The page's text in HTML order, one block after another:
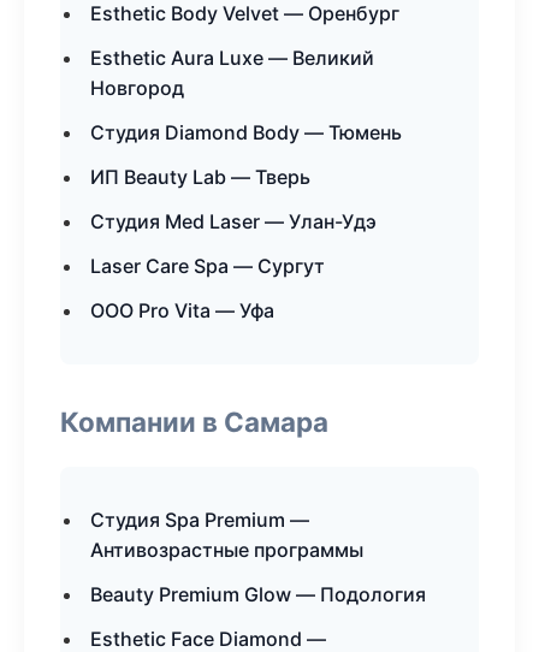
Esthetic Body Velvet — Оренбург
Esthetic Aura Luxe — Великий
Новгород
Студия Diamond Body — Тюмень
ИП Beauty Lab — Тверь
Студия Med Laser — Улан-Удэ
Laser Care Spa — Сургут
ООО Pro Vita — Уфа
Компании в Самара
Студия Spa Premium —
Антивозрастные программы
Beauty Premium Glow — Подология
Esthetic Face Diamond —